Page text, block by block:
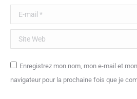
E-mail *
Site Web
Enregistrez mon nom, mon e-mail et
navigateur pour la prochaine fois que je